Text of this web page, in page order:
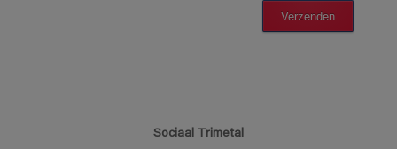
Sociaal Trimetal